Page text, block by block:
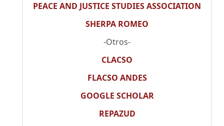
PEACE AND JUSTICE STUDIES ASSOCIATION
SHERPA ROMEO
-Otros-
CLACSO
FLACSO ANDES
GOOGLE SCHOLAR
REPAZUD